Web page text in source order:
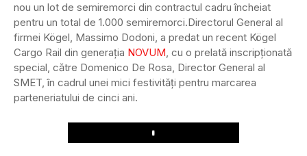
nou un lot de semiremorci din contractul cadru încheiat
pentru un total de 1.000 semiremorci.Directorul General al
firmei Kögel, Massimo Dodoni, a predat un recent Kögel
Cargo Rail din generația NOVUM, cu o prelată inscripționată
special, către Domenico De Rosa, Director General al
SMET, în cadrul unei mici festivități pentru marcarea
parteneriatului de cinci ani.
Play